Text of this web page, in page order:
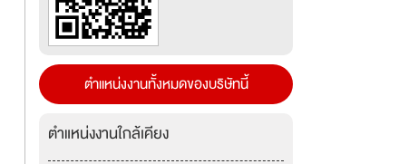
ตำแหน่งงานทั้งหมดของบริษัทนี้
ตำแหน่งงานใกล้เคียง